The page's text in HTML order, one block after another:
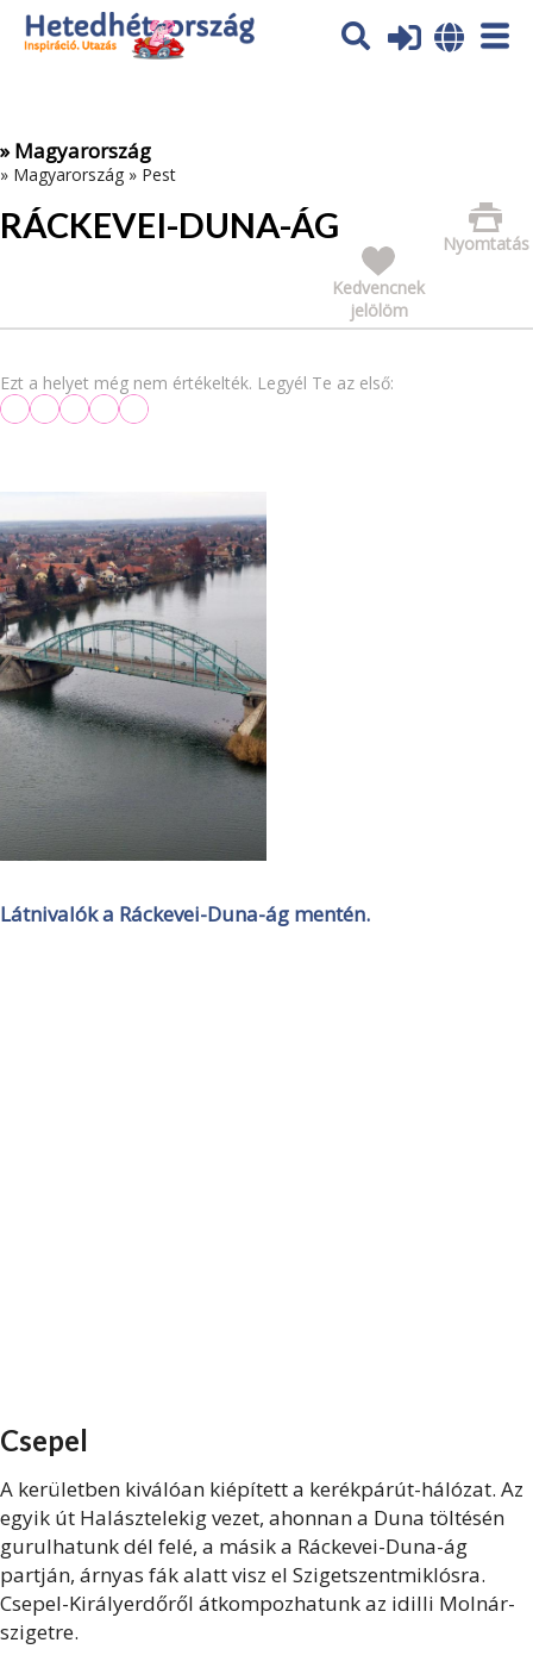
Az oldal sütiket (cookies) használ. További tájékoztatás itt:
Adatvédelmi tájékoztató
» Magyarország
» Magyarország » Pest
RÁCKEVEI-DUNA-ÁG
Nyomtatás
Kedvencnek
jelölöm
Ezt a helyet még nem értékelték. Legyél Te az első:
Látnivalók a Ráckevei-Duna-ág mentén.
Csepel
A kerületben kiválóan kiépített a kerékpárút-hálózat. Az
egyik út Halásztelekig vezet, ahonnan a Duna töltésén
gurulhatunk dél felé, a másik a Ráckevei-Duna-ág
partján, árnyas fák alatt visz el Szigetszentmiklósra.
Csepel-Királyerdőről átkompozhatunk az idilli Molnár-
szigetre.